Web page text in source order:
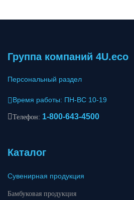
Группа компаний 4U.eco
Персональный раздел
Время работы: ПН-ВС 10-19
Телефон: 1-800-643-4500
Каталог
Сувенирная продукция
Бамбуковая продукция